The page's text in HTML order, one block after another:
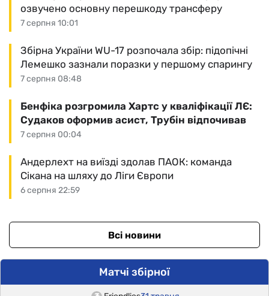
7 серпня 10:01
озвучено основну перешкоду трансферу
7 серпня 08:48
Збірна України WU-17 розпочала збір: підопічні
Лемешко зазнали поразки у першому спарингу
7 серпня 00:04
Бенфіка розгромила Хартс у кваліфікації ЛЄ:
Судаков оформив асист, Трубін відпочивав
6 серпня 22:59
Андерлехт на виїзді здолав ПАОК: команда
Сікана на шляху до Ліги Європи
Всі новини
Матчі збірної